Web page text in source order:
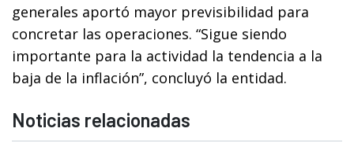
generales aportó mayor previsibilidad para
concretar las operaciones. “Sigue siendo
importante para la actividad la tendencia a la
baja de la inflación”, concluyó la entidad.
Noticias relacionadas